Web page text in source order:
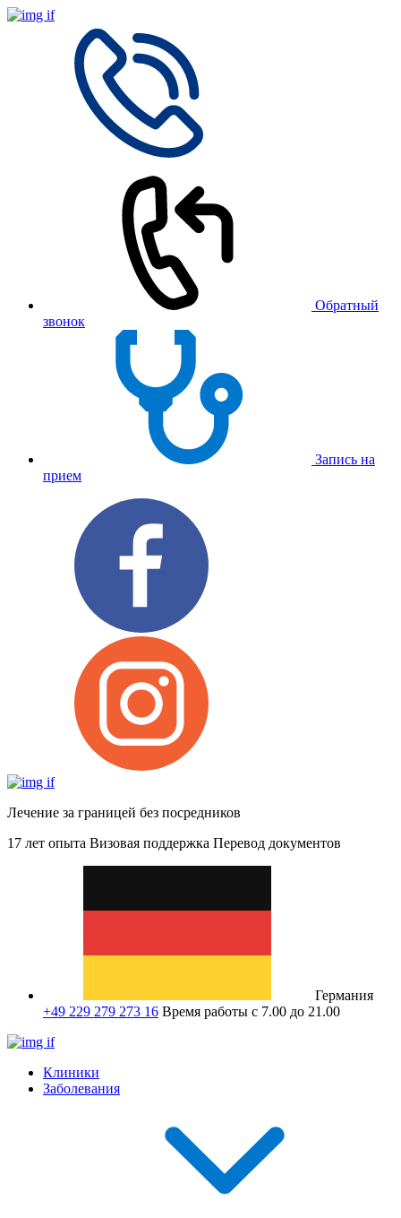
Обратный
звонок
Запись на
прием
Лечение за границей без посредников
17 лет опыта Визовая поддержка Перевод документов
Германия
+49 229 279 273 16 Время работы с 7.00 до 21.00
Клиники
Заболевания